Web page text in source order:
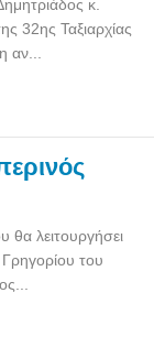
κ.
32ης Ταξιαρχίας
αν...
θα λειτουργήσει
του